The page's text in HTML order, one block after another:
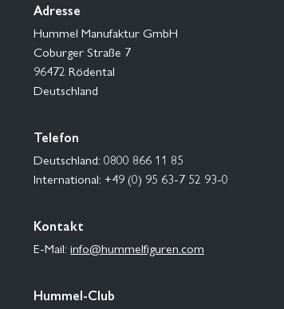
Adresse
Hummel Manufaktur GmbH
Coburger Straße 7
96472 Rödental
Deutschland
Telefon
Deutschland: 0800 866 11 85
International: +49 (0) 95 63-7 52 93-0
Kontakt
E-Mail: info@hummelfiguren.com
Hummel-Club